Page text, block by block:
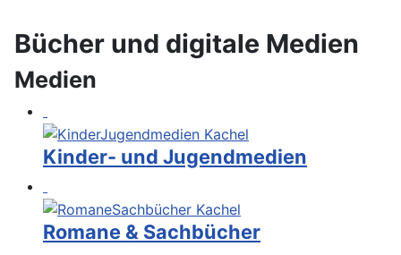
Bücher und digitale Medien
Medien
Kinder- und Jugendmedien
Romane & Sachbücher